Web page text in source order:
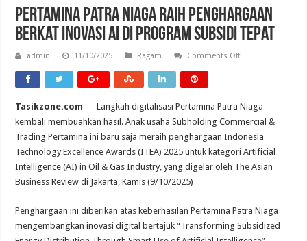
Pertamina Patra Niaga Raih Penghargaan
Berkat Inovasi AI di Program Subsidi Tepat
admin 11/10/2025 Ragam Comments Offon
Berkat
Inovasi
AI
di
Subsidi
Tepat
Tasikzone.com — Langkah digitalisasi Pertamina Patra Niaga
kembali membuahkan hasil. Anak usaha Subholding Commercial &
Trading Pertamina ini baru saja meraih penghargaan Indonesia
Technology Excellence Awards (ITEA) 2025 untuk kategori Artificial
Intelligence (AI) in Oil & Gas Industry, yang digelar oleh The Asian
Business Review di Jakarta, Kamis (9/10/2025)
Penghargaan ini diberikan atas keberhasilan Pertamina Patra Niaga
mengembangkan inovasi digital bertajuk “Transforming Subsidized